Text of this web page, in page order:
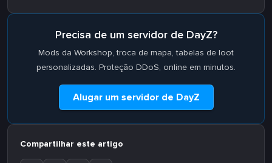
Precisa de um servidor de DayZ?
Mods da Workshop, troca de mapa, tabelas de loot
personalizadas. Proteção DDoS, online em minutos.
Alugar um servidor de DayZ
Compartilhar este artigo